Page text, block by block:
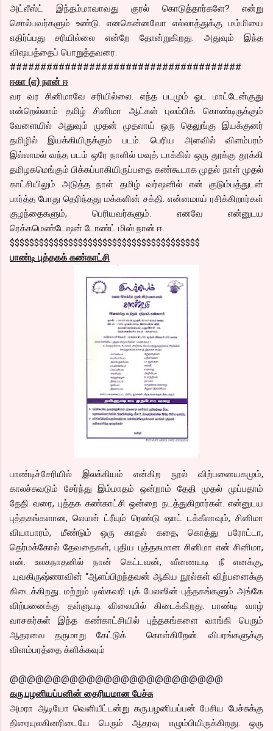
அட்லீஸ்ட் இந்தம்மாவாவது குரல் கொடுத்தார்களே? என்று
சொல்பவர்களும் உண்டு. எனகென்னவோ எல்லாத்துக்கு மம்மியை
எதிர்ப்பது சரியில்லை என்றே தோன்றுகிறது. அதுவும் இந்த
விஷயத்தைப் பொறுத்தவரை.
######################################
ஈகா (எ) நான் ஈ
வர வர சினிமாவே சரியில்லை. எந்த படமும் ஓட மாட்டேன்குது
என்றெல்லாம் தமிழ் சினிமா ஆட்கள் புலம்பிக் கொண்டிருக்கும்
வேளையில் அதுவும் முதன் முதலாய் ஒரு தெலுங்கு இயக்குனர்
தமிழில் இயக்கியிருக்கும் படம். பெரிய அளவில் விளம்பரம்
இல்லாமல் வந்த படம் ஒரே நாளில் மவுத் டாக்கில் ஒரு தூக்கு தூக்கி
தமிழகமெங்கும் பிக்கப்பாகியிருப்பதை கண்கூடாக முதல் நாள் முதல்
காட்சியிலும் அடுத்த நாள் தமிழ் வர்ஷனில் என் குடும்பத்துடன்
பார்த்த போது தெரிந்தது மக்களின் சக்தி. என்னமாய் ரசிக்கிறார்கள்
குழந்தைகளும், பெரியவர்களும். எனவே என்னுடய
ரெக்கமெண்டேஷன் டோண்ட் மிஸ் நான் ஈ.
$$$$$$$$$$$$$$$$$$$$$$$$$$$$$$$$$$$$$$$
பாண்டி புத்தகக் கண்காட்சி
பாண்டிச்சேரியில் இலக்கியம் என்கிற நூல் விற்பனையகமும்,
காலச்சுவடும் சேர்ந்து இம்மாதம் ஒன்றாம் தேதி முதல் முப்பதாம்
தேதி வரை, புத்தக கண்காட்சி ஒன்றை நடத்துகிறார்கள். என்னுடய
புத்தகங்களான, லெமன் ட்ரீயும் ரெண்டு ஷாட் டக்கீலாவும், சினிமா
வியாபாரம், மீண்டும் ஒரு காதல் கதை, கொத்து பரோட்டா,
தெர்மக்கோல் தேவதைகள், புதிய புத்தகமான சினிமா என் சினிமா,
என். உலகநாதனில் நான் கெட்டவன், வீணையடி நீ எனக்கு,
யுவகிருஷ்ணாவின் “ஆளப்பிறந்தவன் ஆகிய நூல்கள் விற்பனைக்கு
கிடைக்கிறது. மற்றும் டிஸ்கவரி புக் பேலஸின் புத்தகங்களும் அங்கே
விற்பனைக்கு தள்ளுபடி விலையில் கிடைக்கிறது. பாண்டி வாழ்
வாசகர்கள் இந்த கண்காட்சியில் புத்தகங்களை வாங்கி பெரும்
ஆதரவை தருமாறு கேட்டுக் கொள்கிறேன். விபரங்களுக்கு
விளம்பரத்தை க்ளிக்கவும்
@@@@@@@@@@@@@@@@@@@@@@@@@
கரு.பழனியப்பனின் தைரியமான பேச்சு
அமரா ஆடியோ வெளியீட்டன்று கரு.பழனியப்பன் பேசிய பேச்சுக்கு
திரையுலகினரிடையே பெரும் ஆதரவு எழும்பியிருக்கிறது. ஒரு